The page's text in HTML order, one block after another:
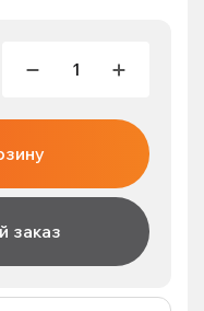
заказ